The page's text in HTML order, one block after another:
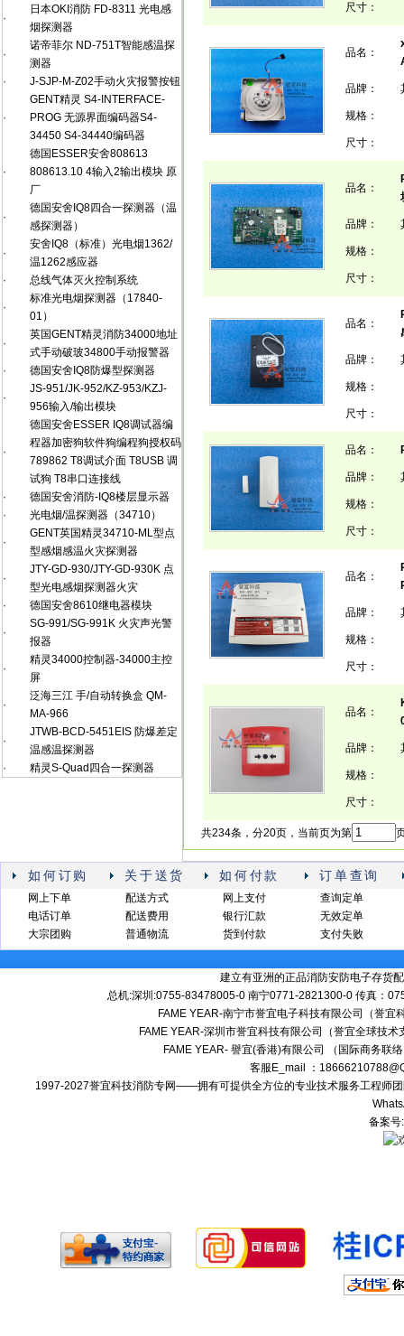
·
日本OKI消防 FD-8311 光电感
烟探测器
·
诺帝菲尔 ND-751T智能感温探
测器
·
J-SJP-M-Z02手动火灾报警按钮
·
GENT精灵 S4-INTERFACE-
PROG 无源界面编码器S4-
34450 S4-34440编码器
·
德国ESSER安舍808613
808613.10 4输入2输出模块 原
厂
·
德国安舍IQ8四合一探测器（温
感探测器）
·
安舍IQ8（标准）光电烟1362/
温1262感应器
·
总线气体灭火控制系统
·
标准光电烟探测器（17840-
01）
·
英国GENT精灵消防34000地址
式手动破玻34800手动报警器
·
德国安舍IQ8防爆型探测器
·
JS-951/JK-952/KZ-953/KZJ-
956输入/输出模块
·
德国安舍ESSER IQ8调试器编
程器加密狗软件狗编程狗授权码
789862 T8调试介面 T8USB 调
试狗 T8串口连接线
·
德国安舍消防-IQ8楼层显示器
·
光电烟/温探测器（34710）
·
GENT英国精灵34710-ML型点
型感烟感温火灾探测器
·
JTY-GD-930/JTY-GD-930K 点
型光电感烟探测器火灾
·
德国安舍8610继电器模块
·
SG-991/SG-991K 火灾声光警
报器
·
精灵34000控制器-34000主控
屏
·
泛海三江 手/自动转换盒 QM-
MA-966
·
JTWB-BCD-5451EIS 防爆差定
温感温探测器
·
精灵S-Quad四合一探测器
尺寸：
品名：
品牌：
规格：
尺寸：
品名：
品牌：
规格：
尺寸：
品名：
品牌：
规格：
尺寸：
品名：
品牌：
规格：
尺寸：
品名：
品牌：
规格：
尺寸：
品名：
品牌：
规格：
尺寸：
共234条，分20页，当前页为第
如何订购 关于送货 如何付款 订单查询
网上下单
电话订单
大宗团购
配送方式
配送费用
普通物流
网上支付
银行汇款
货到付款
查询定单
无效定单
支付失败
建立有亚洲的正品消防安防电子存货
总机:深圳:0755-83478005-0 南宁0771-2821300-0 传真：
FAME YEAR-南宁市誉宜电子科技有限公司（誉
FAME YEAR-深圳市誉宜科技有限公司（誉宜全球技
FAME YEAR- 譽宜(香港)有限公司 （国际商务联
客服E_mail ：
1997-2027誉宜科技消防专网——拥有可提供全方位的专业技术服务工程师
备案